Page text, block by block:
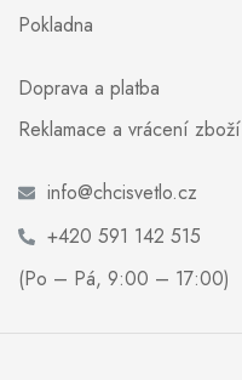
Pokladna
Doprava a platba
Reklamace a vrácení zboží
info@chcisvetlo.cz
+420 591 142 515
(Po – Pá, 9:00 – 17:00)